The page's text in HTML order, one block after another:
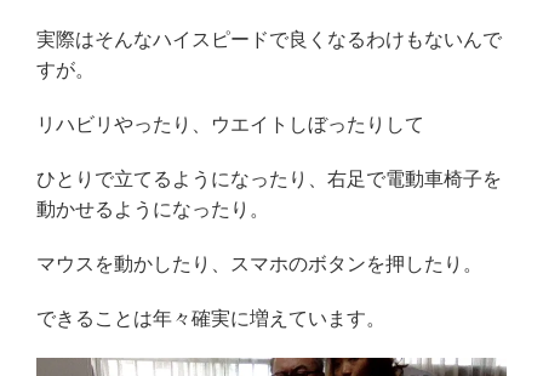
実際はそんなハイスピードで良くなるわけもないんで
すが。
リハビリやったり、ウエイトしぼったりして
ひとりで立てるようになったり、右足で電動車椅子を
動かせるようになったり。
マウスを動かしたり、スマホのボタンを押したり。
できることは年々確実に増えています。